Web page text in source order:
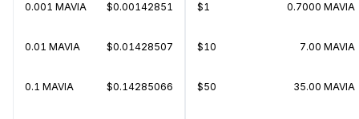
0.001 MAVIA $0.00142851
0.01 MAVIA $0.01428507
0.1 MAVIA $0.14285066
$1 0.7000 MAVIA
$10 7.00 MAVIA
$50 35.00 MAVIA